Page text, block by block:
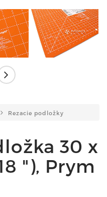
Rezacie podložky
30 x
"), Prym